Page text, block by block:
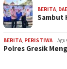
BERITA
Sambut
BERITA PERISTIWA
Polres Gresik